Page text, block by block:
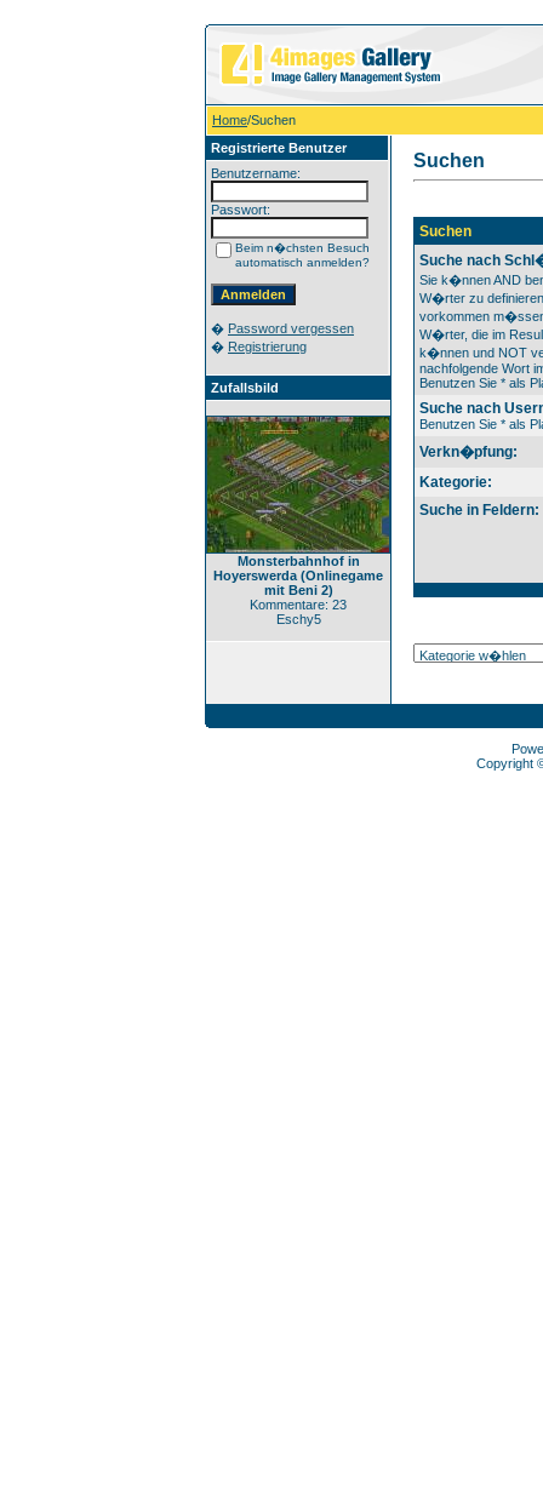
Home/Suchen
Registrierte Benutzer
Benutzername:
Passwort:
Beim n�chsten Besuch
automatisch anmelden?
� Password vergessen
� Registrierung
Zufallsbild
Monsterbahnhof in
Hoyerswerda (Onlinegame
mit Beni 2)
Kommentare: 23
Eschy5
Suchen
Suchen
Suche nach
Sie k�nnen AND
W�rter zu
vorkommen
W�rter, die im
k�nnen und NOT
nachfolgende Wort
Benutzen Sie * als
Suche nach
Benutzen Sie * als
Verkn�pfung:
Kategorie:
Suche in Feldern:
Copyright